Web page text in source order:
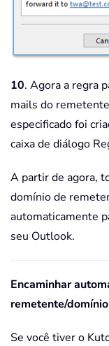
10. Agora a regra
mails do
especificado foi
caixa de diálogo
A partir de agora,
domínio de
automaticamente
seu Outlook.
Encaminhar
remetente/
Se você tiver o